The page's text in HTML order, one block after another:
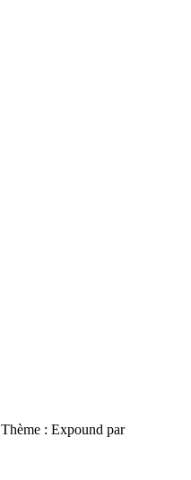
Thème : Expound par